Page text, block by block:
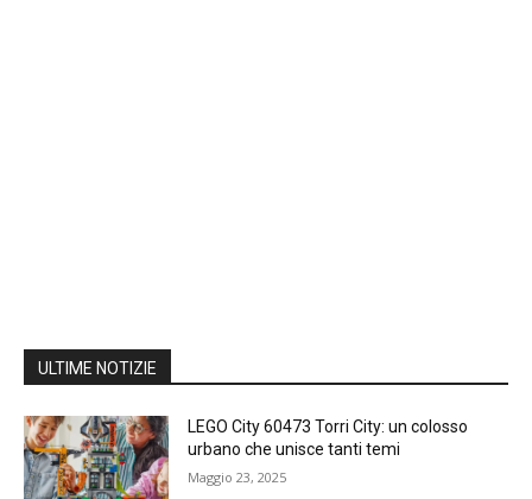
ULTIME NOTIZIE
LEGO City 60473 Torri City: un colosso
urbano che unisce tanti temi
Maggio 23, 2025